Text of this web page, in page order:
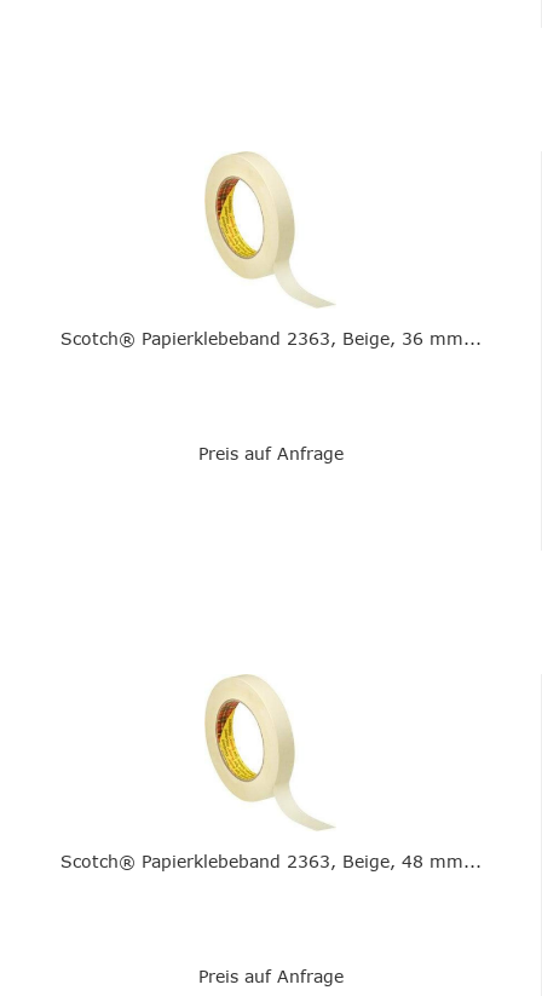
Scotch® Papierklebeband 2363, Beige, 36 mm...
Preis auf Anfrage
Scotch® Papierklebeband 2363, Beige, 48 mm...
Preis auf Anfrage